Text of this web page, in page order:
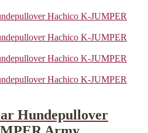
Hundepullover